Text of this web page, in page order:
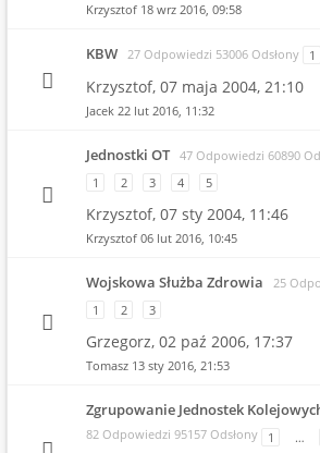
Krzysztof 18 wrz 2016, 09:58
KBW 27 Odpowiedzi 53006 Odsłony 1
Krzysztof, 07 maja 2004, 21:10
Jacek 22 lut 2016, 11:32
Jednostki OT 47 Odpowiedzi 60890
1
2 3 4 5
Krzysztof, 07 sty 2004, 11:46
Krzysztof 06 lut 2016, 10:45
Wojskowa Służba Zdrowia
25
1
2 3
Grzegorz, 02 paź 2006, 17:37
Tomasz 13 sty 2016, 21:53
Zgrupowanie Jednostek
82 Odpowiedzi 95157 Odsłony 1 …